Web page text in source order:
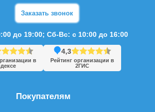
Покупателям
Заказать звонок
до 19:00; Сб-Вс: с 10:00 до 16:00
в
4,3
Рейтинг организации в
2ГИС